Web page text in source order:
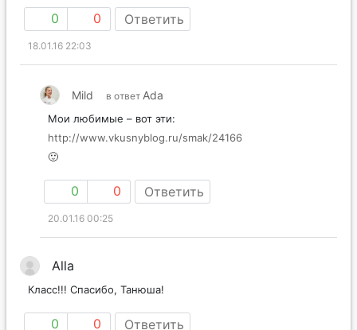
0 0 Ответить
18.01.16 22:03
Mild в ответ Ada
Мои любимые – вот эти:
http://www.vkusnyblog.ru/smak/24166
🙂
0 0 Ответить
20.01.16 00:25
Alla
Класс!!! Спасибо, Танюша!
0 0 Ответить